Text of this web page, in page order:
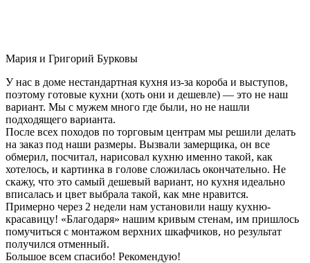
Мария и Григорий Бурковы
У нас в доме нестандартная кухня из-за короба и выступов,
поэтому готовые кухни (хоть они и дешевле) — это не наш
вариант. Мы с мужем много где были, но не нашли
подходящего варианта.
После всех походов по торговым центрам мы решили делать
на заказ под наши размеры. Вызвали замерщика, он все
обмерил, посчитал, нарисовал кухню именно такой, как
хотелось, и картинка в голове сложилась окончательно. Не
скажу, что это самый дешевый вариант, но кухня идеально
вписалась и цвет выбрала такой, как мне нравится.
Примерно через 2 недели нам установили нашу кухню-
красавицу! «Благодаря» нашим кривым стенам, им пришлось
помучиться с монтажом верхних шкафчиков, но результат
получился отменный.
Большое всем спасибо! Рекомендую!